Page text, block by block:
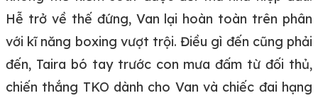
Hễ trở về thế đứng, Van lại hoàn toàn trên phân
với kĩ năng boxing vượt trội. Điều gì đến cũng phải
đến, Taira bó tay trước con mưa đấm từ đối thủ,
chiến thắng TKO dành cho Van và chiếc đai hạng